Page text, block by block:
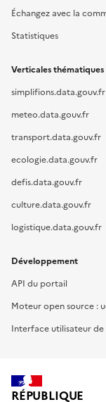
Échangez avec la
Statistiques
Verticales thématiques
simplifions.data.gouv.fr
meteo.data.gouv.fr
transport.data.gouv.fr
ecologie.data.gouv.fr
defis.data.gouv.fr
culture.data.gouv.fr
logistique.data.gouv.fr
Développement
API du portail
Moteur open source :
Interface utilisateur
RÉPUBLIQUE